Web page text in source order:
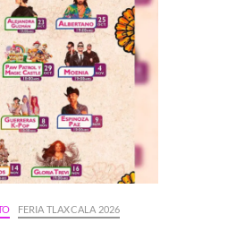
FERIA TLAXCALA 2026